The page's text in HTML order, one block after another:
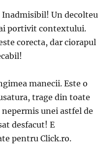
Inadmisibil! Un decolteu
portivit contextului.
corecta, dar ciorapul
manecii. Este o
trage din toate
unei astfel de
desfacut! E
pentru Click.ro.